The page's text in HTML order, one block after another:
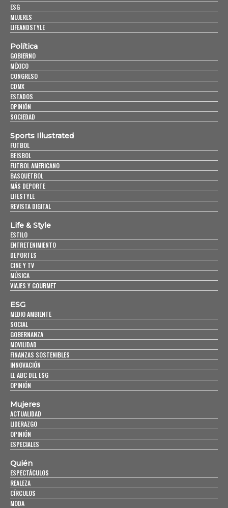
ESG
MUJERES
LIFEANDSTYLE
Política
GOBIERNO
MÉXICO
CONGRESO
CDMX
ESTADOS
OPINIÓN
SOCIEDAD
Sports Illustrated
FUTBOL
BEISBOL
FUTBOL AMERICANO
BASQUETBOL
MÁS DEPORTE
LIFESTYLE
REVISTA DIGITAL
Life & Style
ESTILO
ENTRETENIMIENTO
DEPORTES
CINE Y TV
MÚSICA
VIAJES Y GOURMET
ESG
MEDIO AMBIENTE
SOCIAL
GOBERNANZA
MOVILIDAD
FINANZAS SOSTENIBLES
INNOVACIÓN
EL ABC DEL ESG
OPINIÓN
Mujeres
ACTUALIDAD
LIDERAZGO
OPINIÓN
ESPECIALES
Quién
ESPECTÁCULOS
REALEZA
CÍRCULOS
MODA